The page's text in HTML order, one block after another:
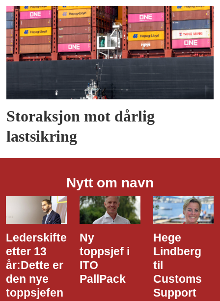
Storaksjon mot dårlig
lastsikring
Nytt om navn
Ny
toppsjef i
ITO
PallPack
Hege
Lindberg
til
Customs
Dette er
den nye
i Narvik
Havn